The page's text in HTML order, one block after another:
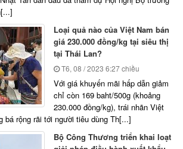
Loại quả nào của Việt Nam bán
giá 230.000 đồng/kg tại siêu thị
tại Thái Lan?
T6, 08 / 2023 6:27 chiều
Với giá khuyến mãi hấp dẫn giảm
chỉ còn 169 baht/500g (khoảng
230.000 đồng/kg), trái nhãn Việt
bá rộng rãi tới người tiêu dùng Th[...]
Bộ Công Thương triển khai loạt